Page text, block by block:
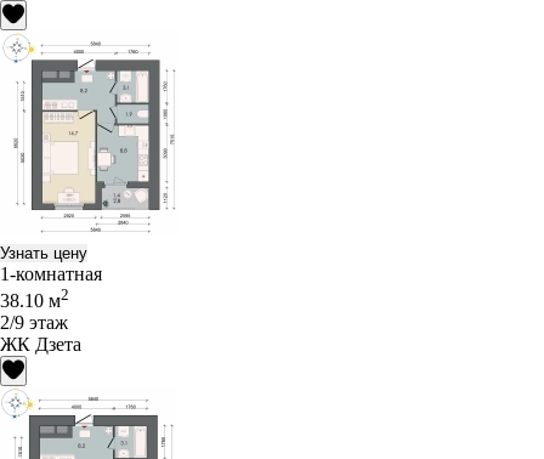
Узнать цену
1-комнатная
38.10 м2
2/9 этаж
ЖК Дзета